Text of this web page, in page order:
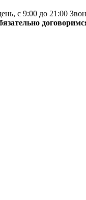
с 9:00 до 21:00